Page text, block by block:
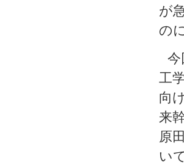
が
の
今
工
向
来
原
い